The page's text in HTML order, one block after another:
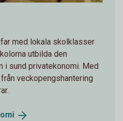
med lokala skolklasser
utbilda den
i sund privatekonomi. Med
veckopengshantering